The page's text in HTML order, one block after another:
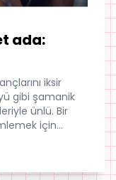
ada:
iksir
gibi şamanik
ünlü. Bir
için